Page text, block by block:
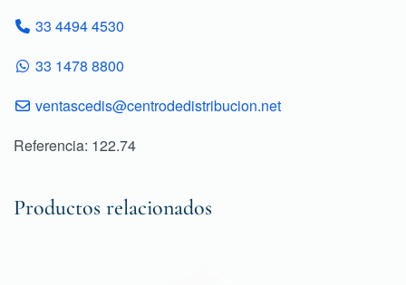
33 4494 4530
33 1478 8800
ventascedis@centrodedistribucion.net
Referencia: 122.74
Productos relacionados